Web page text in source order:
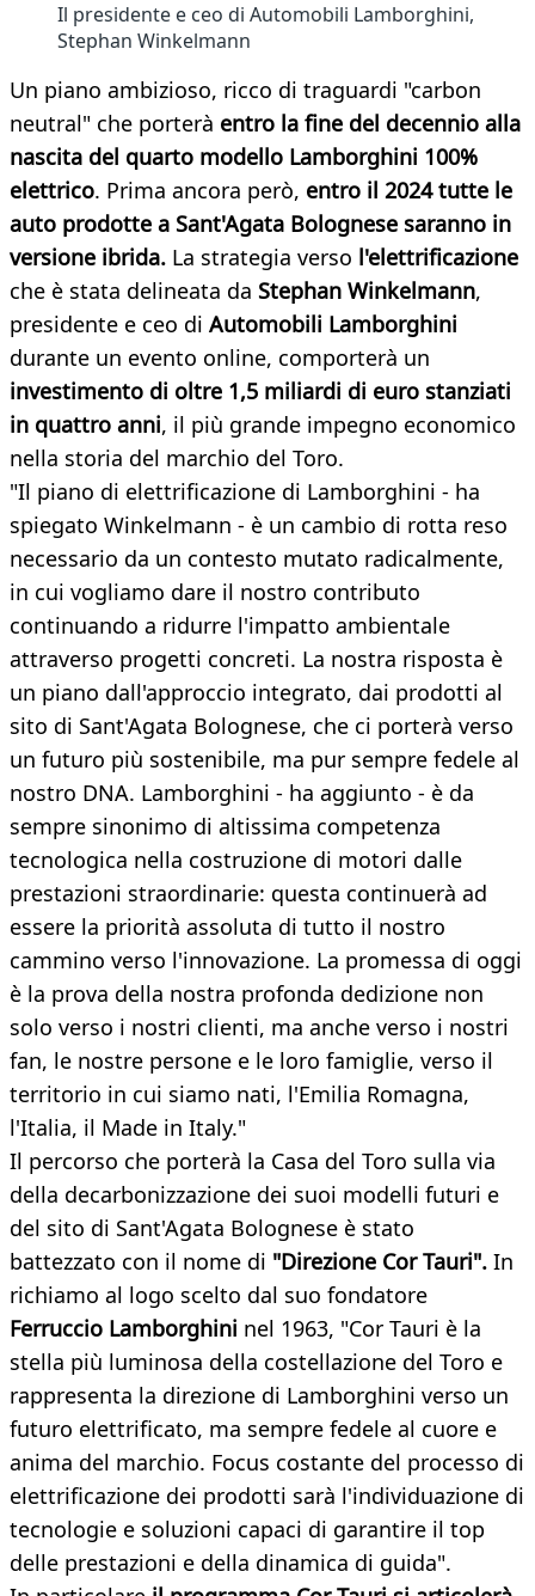
Il presidente e ceo di Automobili Lamborghini,
Stephan Winkelmann
Un piano ambizioso, ricco di traguardi "carbon
neutral" che porterà entro la fine del decennio alla
nascita del quarto modello Lamborghini 100%
elettrico. Prima ancora però, entro il 2024 tutte le
auto prodotte a Sant'Agata Bolognese saranno in
versione ibrida. La strategia verso l'elettrificazione
che è stata delineata da Stephan Winkelmann,
presidente e ceo di Automobili Lamborghini
durante un evento online, comporterà un
investimento di oltre 1,5 miliardi di euro stanziati
in quattro anni, il più grande impegno economico
nella storia del marchio del Toro.
"Il piano di elettrificazione di Lamborghini - ha
spiegato Winkelmann - è un cambio di rotta reso
necessario da un contesto mutato radicalmente,
in cui vogliamo dare il nostro contributo
continuando a ridurre l'impatto ambientale
attraverso progetti concreti. La nostra risposta è
un piano dall'approccio integrato, dai prodotti al
sito di Sant'Agata Bolognese, che ci porterà verso
un futuro più sostenibile, ma pur sempre fedele al
nostro DNA. Lamborghini - ha aggiunto - è da
sempre sinonimo di altissima competenza
tecnologica nella costruzione di motori dalle
prestazioni straordinarie: questa continuerà ad
essere la priorità assoluta di tutto il nostro
cammino verso l'innovazione. La promessa di oggi
è la prova della nostra profonda dedizione non
solo verso i nostri clienti, ma anche verso i nostri
fan, le nostre persone e le loro famiglie, verso il
territorio in cui siamo nati, l'Emilia Romagna,
l'Italia, il Made in Italy."
Il percorso che porterà la Casa del Toro sulla via
della decarbonizzazione dei suoi modelli futuri e
del sito di Sant'Agata Bolognese è stato
battezzato con il nome di "Direzione Cor Tauri". In
richiamo al logo scelto dal suo fondatore
Ferruccio Lamborghini nel 1963, "Cor Tauri è la
stella più luminosa della costellazione del Toro e
rappresenta la direzione di Lamborghini verso un
futuro elettrificato, ma sempre fedele al cuore e
anima del marchio. Focus costante del processo di
elettrificazione dei prodotti sarà l'individuazione di
tecnologie e soluzioni capaci di garantire il top
delle prestazioni e della dinamica di guida".